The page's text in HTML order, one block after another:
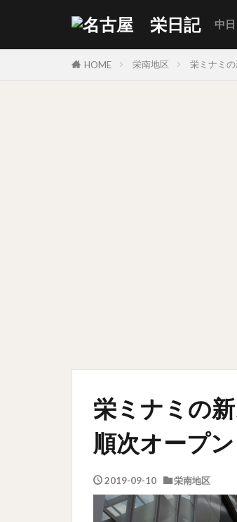
中
HOME 栄南地区 栄ミナミの
栄ミナミの
順次オープン
2019-09-10 栄南地区